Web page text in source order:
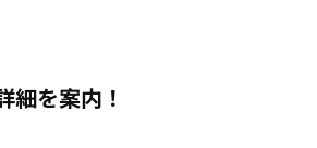
を案内！